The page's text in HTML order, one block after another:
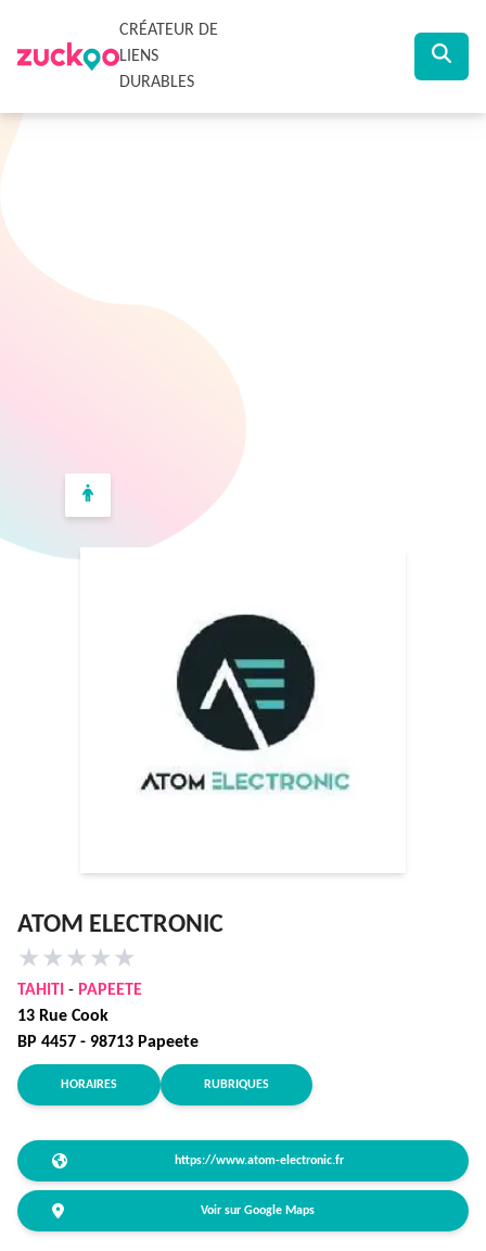
CRÉATEUR DE
LIENS
DURABLES
ATOM ELECTRONIC
★ ★ ★ ★ ★
TAHITI - PAPEETE
13 Rue Cook
BP 4457 - 98713 Papeete
HORAIRES RUBRIQUES
https://www.atom-electronic.fr
Voir sur Google Maps